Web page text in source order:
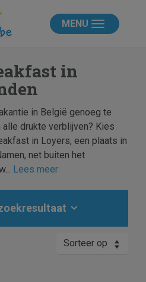
MENU
in
in België genoeg te
alle drukte verblijven? Kies
in Loyers, een plaats in
net buiten het
Lees meer
Sorteer op